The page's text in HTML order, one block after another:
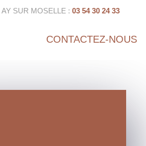
SUR MOSELLE : 03 54 30 24 33
CONTACTEZ-NOUS